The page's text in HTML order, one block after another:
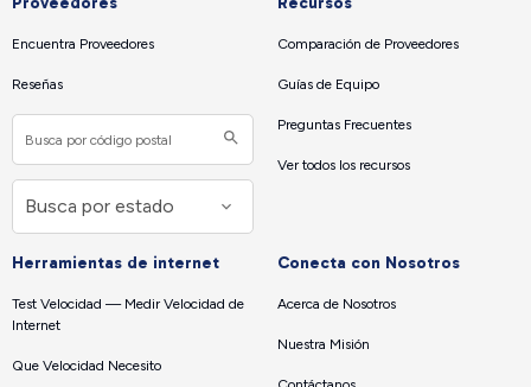
Encuentra Proveedores
Reseñas
Comparación de Proveedores
Guías de Equipo
Preguntas Frecuentes
Ver todos los recursos
Herramientas de internet
Test Velocidad — Medir Velocidad de
Internet
Que Velocidad Necesito
Conecta con Nosotros
Acerca de Nosotros
Nuestra Misión